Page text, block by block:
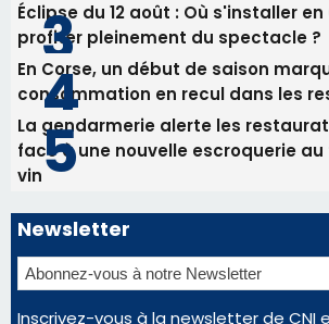
Éclipse du 12 août : Où s'installer
profiter pleinement du spectacle ?
En Corse, un début de saison
consommation en recul dans les
La gendarmerie alerte les
face à une nouvelle escroquerie
vin
Newsletter
Inscrivez-vous à la newsletter de CNI